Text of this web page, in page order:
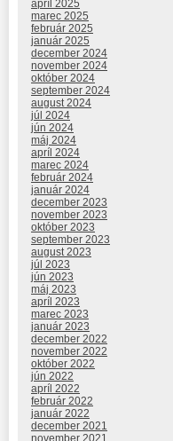
apríl 2025
marec 2025
február 2025
január 2025
december 2024
november 2024
október 2024
september 2024
august 2024
júl 2024
jún 2024
máj 2024
apríl 2024
marec 2024
február 2024
január 2024
december 2023
november 2023
október 2023
september 2023
august 2023
júl 2023
jún 2023
máj 2023
apríl 2023
marec 2023
január 2023
december 2022
november 2022
október 2022
jún 2022
apríl 2022
február 2022
január 2022
december 2021
november 2021